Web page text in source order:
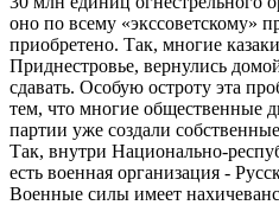
оно по всему «экссоветскому»
приобретено. Так, многие
Приднестровье, вернулись
сдавать. Особую остроту эта
тем, что многие общественные
партии уже создали
Так, внутри Национально-
есть военная организация -
Военные силы имеет